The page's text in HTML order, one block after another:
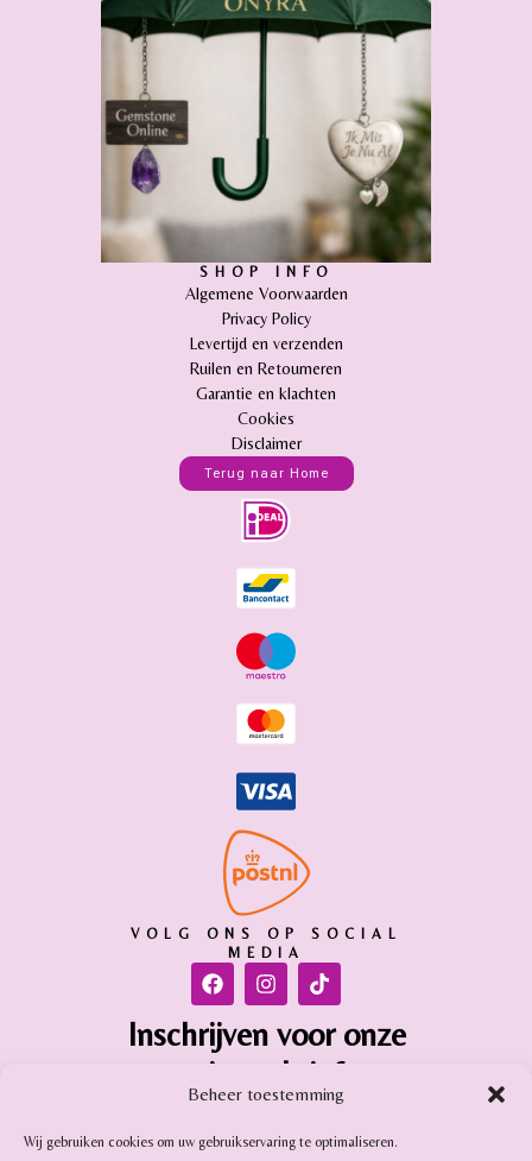
Beheer toestemming
Wij gebruiken cookies om uw gebruikservaring te optimaliseren.
SHOP INFO
Algemene Voorwaarden
Privacy Policy
Levertijd en verzenden
Ruilen en Retourneren
Garantie en klachten
Cookies
Disclaimer
Terug naar Home
VOLG ONS OP SOCIAL
MEDIA
Inschrijven voor onze
nieuwsbrief